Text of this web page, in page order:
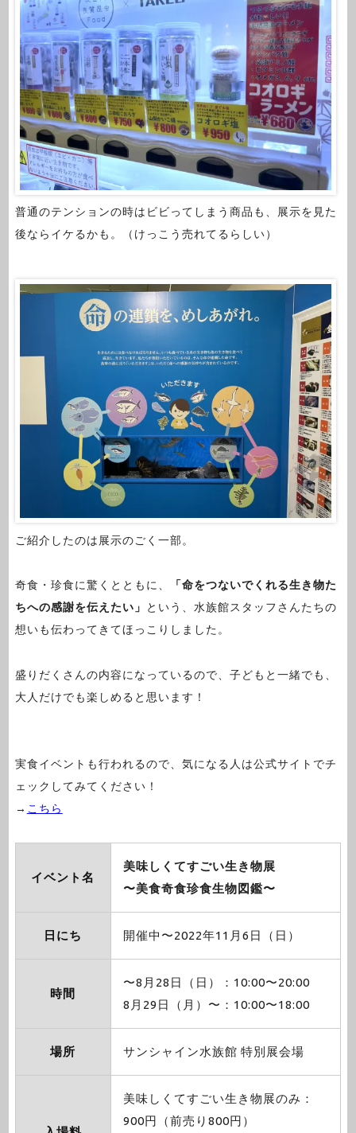
普通のテンションの時はビビってしまう商品も、展示を見た
後ならイケるかも。（けっこう売れてるらしい）
ご紹介したのは展示のごく一部。
奇食・珍食に驚くとともに、
「命をつないでくれる生き物た
ちへの感謝を伝えたい」
という、水族館スタッフさんたちの
想いも伝わってきてほっこりしました。
盛りだくさんの内容になっているので、子どもと一緒でも、
大人だけでも楽しめると思います！
実食イベントも行われるので、気になる人は公式サイトでチ
ェックしてみてください！
→ こちら
イベント名
美味しくてすごい生き物展
〜美食奇食珍食生物図鑑〜
日にち 開催中〜2022年11月6日（日）
時間
〜8月28日（日）：10:00〜20:00
8月29日（月）〜：10:00〜18:00
場所 サンシャイン水族館 特別展会場
美味しくてすごい生き物展のみ：
900円（前売り800円）